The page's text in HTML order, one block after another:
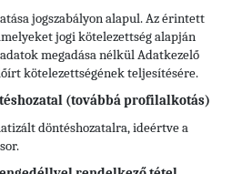
jogszabályon alapul. Az érintett
jogi kötelezettség alapján
megadása nélkül Adatkezelő
kötelezettségének teljesítésére.
(továbbá profilalkotás)
döntéshozatalra, ideértve a